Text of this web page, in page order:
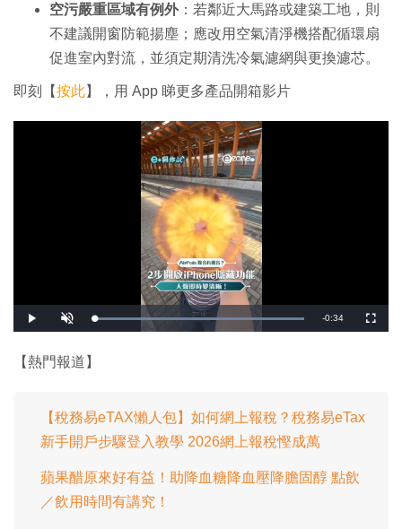
空污嚴重區域有例外：若鄰近大馬路或建築工地，則
不建議開窗防範揚塵；應改用空氣清淨機搭配循環扇
促進室內對流，並須定期清洗冷氣濾網與更換濾芯。
即刻【按此】，用 App 睇更多產品開箱影片
播
放
開
啟
載
入
0
%
剩
-0:34
全
螢
【熱門報道】
【稅務易eTAX懶人包】如何網上報稅？稅務易eTax
新手開戶步驟登入教學 2026網上報稅慳成萬
蘋果醋原來好有益！助降血糖降血壓降膽固醇 點飲
／飲用時間有講究！